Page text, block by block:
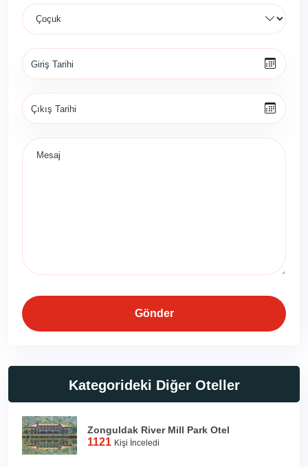
Gönder
Kategorideki Diğer Oteller
Zonguldak River Mill Park Otel
1121 Kişi İnceledi